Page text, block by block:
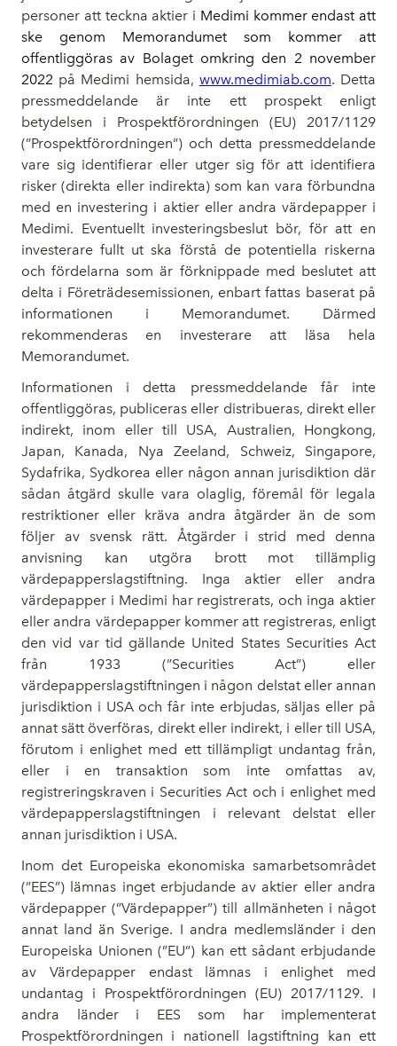
personer att teckna aktier i Medimi kommer endast att
ske genom Memorandumet som kommer att
offentliggöras av Bolaget omkring den 2 november
2022 på Medimi hemsida, www.medimiab.com. Detta
pressmeddelande är inte ett prospekt enligt
betydelsen i Prospektförordningen (EU) 2017/1129
(”Prospektförordningen”) och detta pressmeddelande
vare sig identifierar eller utger sig för att identifiera
risker (direkta eller indirekta) som kan vara förbundna
med en investering i aktier eller andra värdepapper i
Medimi. Eventuellt investeringsbeslut bör, för att en
investerare fullt ut ska förstå de potentiella riskerna
och fördelarna som är förknippade med beslutet att
delta i Företrädesemissionen, enbart fattas baserat på
informationen i Memorandumet. Därmed
rekommenderas en investerare att läsa hela
Memorandumet.
Informationen i detta pressmeddelande får inte
offentliggöras, publiceras eller distribueras, direkt eller
indirekt, inom eller till USA, Australien, Hongkong,
Japan, Kanada, Nya Zeeland, Schweiz, Singapore,
Sydafrika, Sydkorea eller någon annan jurisdiktion där
sådan åtgärd skulle vara olaglig, föremål för legala
restriktioner eller kräva andra åtgärder än de som
följer av svensk rätt. Åtgärder i strid med denna
anvisning kan utgöra brott mot tillämplig
värdepapperslagstiftning. Inga aktier eller andra
värdepapper i Medimi har registrerats, och inga aktier
eller andra värdepapper kommer att registreras, enligt
den vid var tid gällande United States Securities Act
från 1933 (”Securities Act”) eller
värdepapperslagstiftningen i någon delstat eller annan
jurisdiktion i USA och får inte erbjudas, säljas eller på
annat sätt överföras, direkt eller indirekt, i eller till USA,
förutom i enlighet med ett tillämpligt undantag från,
eller i en transaktion som inte omfattas av,
registreringskraven i Securities Act och i enlighet med
värdepapperslagstiftningen i relevant delstat eller
annan jurisdiktion i USA.
Inom det Europeiska ekonomiska samarbetsområdet
(”EES”) lämnas inget erbjudande av aktier eller andra
värdepapper (”Värdepapper”) till allmänheten i något
annat land än Sverige. I andra medlemsländer i den
Europeiska Unionen (”EU”) kan ett sådant erbjudande
av Värdepapper endast lämnas i enlighet med
undantag i Prospektförordningen (EU) 2017/1129. I
andra länder i EES som har implementerat
Prospektförordningen i nationell lagstiftning kan ett